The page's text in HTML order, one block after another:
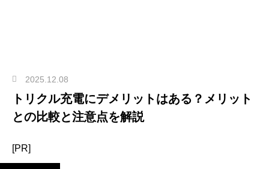
2025.12.08
トリクル充電にデメリットはある？メリット
との比較と注意点を解説
[PR]